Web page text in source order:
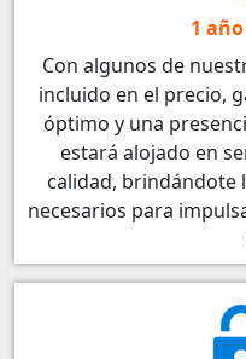
1
Con algunos de
incluido en el precio,
óptimo y una
estará alojado en
calidad, brindándote
necesarios para